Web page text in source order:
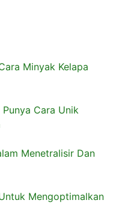
Minyak Kelapa
Cara Unik
Menetralisir Dan
Mengoptimalkan